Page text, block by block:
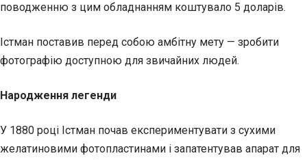
поводженню з цим обладнанням коштувало 5 доларів.
Істман поставив перед собою амбітну мету — зробити
фотографію доступною для звичайних людей.
Народження легенди
У 1880 році Істман почав експериментувати з сухими
желатиновими фотопластинами і запатентував апарат для